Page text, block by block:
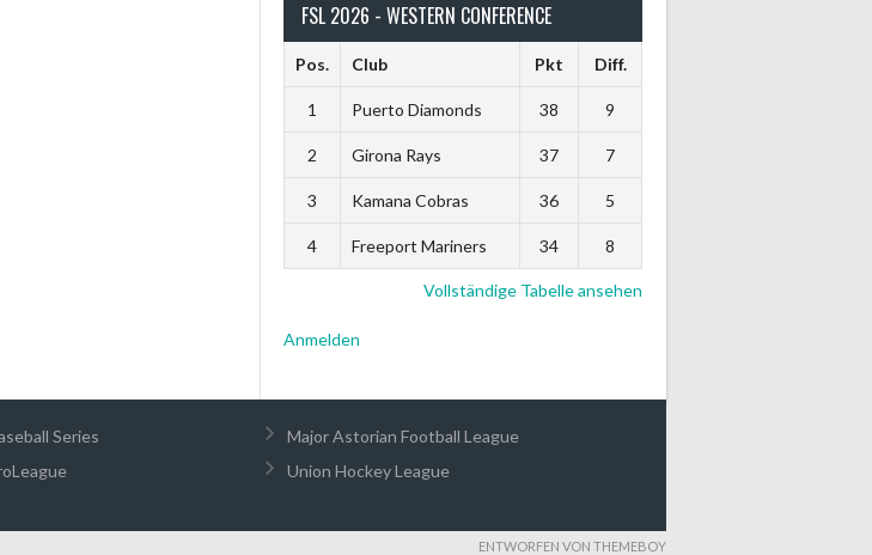
FSL 2026 - WESTERN CONFERENCE
Pos. Club Pkt Diff.
1 Puerto Diamonds 38 9
2 Girona Rays 37 7
3 Kamana Cobras 36 5
4 Freeport Mariners 34 8
Vollständige Tabelle ansehen
Anmelden
Series
Major Astorian Football League
Union Hockey League
ENTWORFEN VON THEMEBOY